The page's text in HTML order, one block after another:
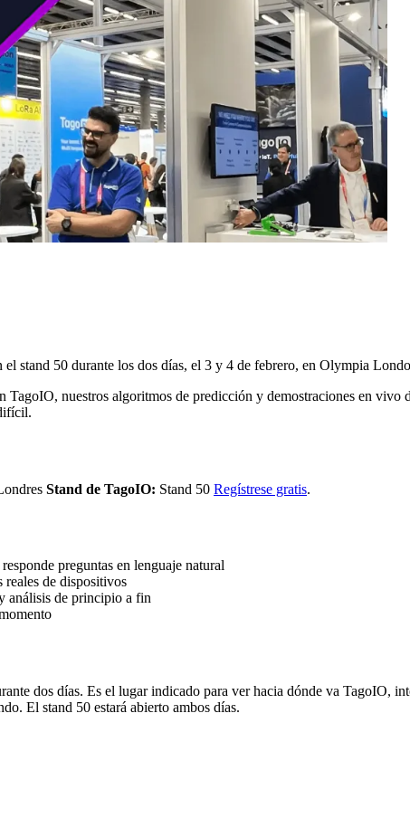
el stand 50 durante los dos días, el 3 y 4 de febrero, en Olympia
nuestros algoritmos de predicción y demostraciones en vivo
Stand de TagoIO: Stand 50 Regístrese gratis.
preguntas en lenguaje natural
reales de dispositivos
análisis de principio a fin
dos días. Es el lugar indicado para ver hacia dónde va TagoIO,
El stand 50 estará abierto ambos días.